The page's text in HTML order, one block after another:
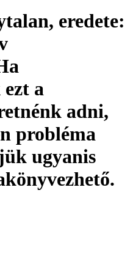
eredete:
a
adni,
probléma
ugyanis
.